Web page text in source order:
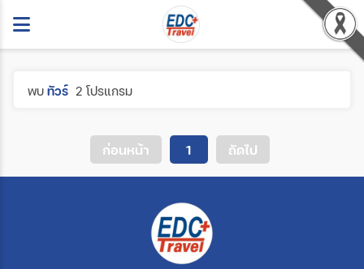
พบทัวร์ 2 โปรแกรม
ก่อนหน้า 1 ถัดไป